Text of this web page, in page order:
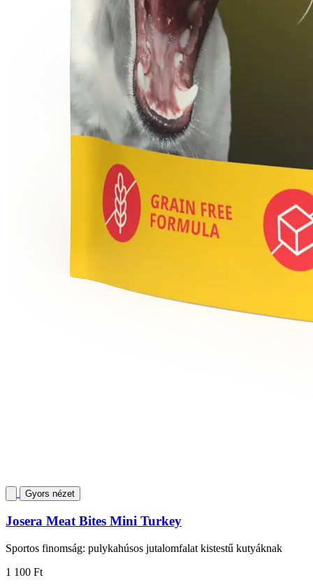
Gyors nézet
Josera Meat Bites Mini Turkey
Sportos finomság: pulykahúsos jutalomfalat kistestű kutyáknak
1 100 Ft